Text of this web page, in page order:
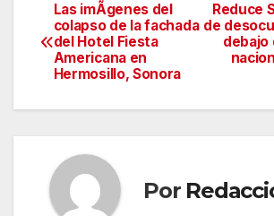
Navegación
de
entradas
Reduce
de
debajo
Las imÃgenes del
colapso de la fachada
del Hotel Fiesta
Americana en
Hermosillo, Sonora
Por